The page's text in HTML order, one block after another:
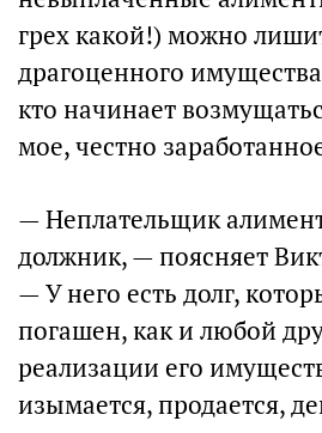
грех какой!) можно
драгоценного
кто начинает
мое, честно
— Неплательщик
должник, — поясняет
— У него есть долг,
погашен, как и любой
реализации его
изымается, продается,